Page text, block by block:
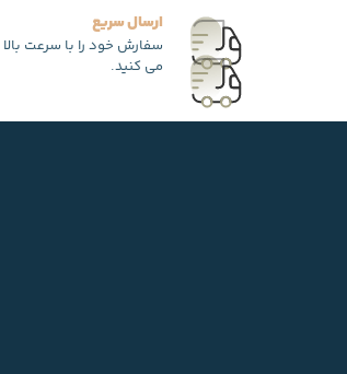
ارسال سریع
سفارش خود را با سرعت
می کنید.